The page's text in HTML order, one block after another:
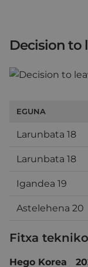
Decision to
EGUNA
Larunbata 18
Larunbata 18
Igandea 19
Astelehena 20
Fitxa
Hego Korea